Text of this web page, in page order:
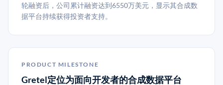
轮融资后，公司累计融资达到6550万美元，显示其合成数
据平台持续获得投资者支持。
PRODUCT MILESTONE
Gretel定位为面向开发者的合成数据平台